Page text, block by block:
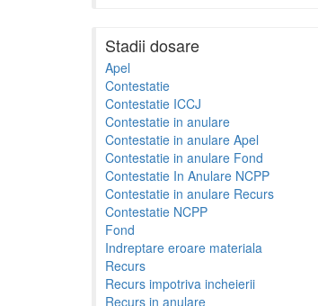
Stadii dosare
Apel
Contestatie
Contestatie ICCJ
Contestatie in anulare
Contestatie in anulare Apel
Contestatie in anulare Fond
Contestatie In Anulare NCPP
Contestatie in anulare Recurs
Contestatie NCPP
Fond
Indreptare eroare materiala
Recurs
Recurs impotriva incheierii
Recurs in anulare